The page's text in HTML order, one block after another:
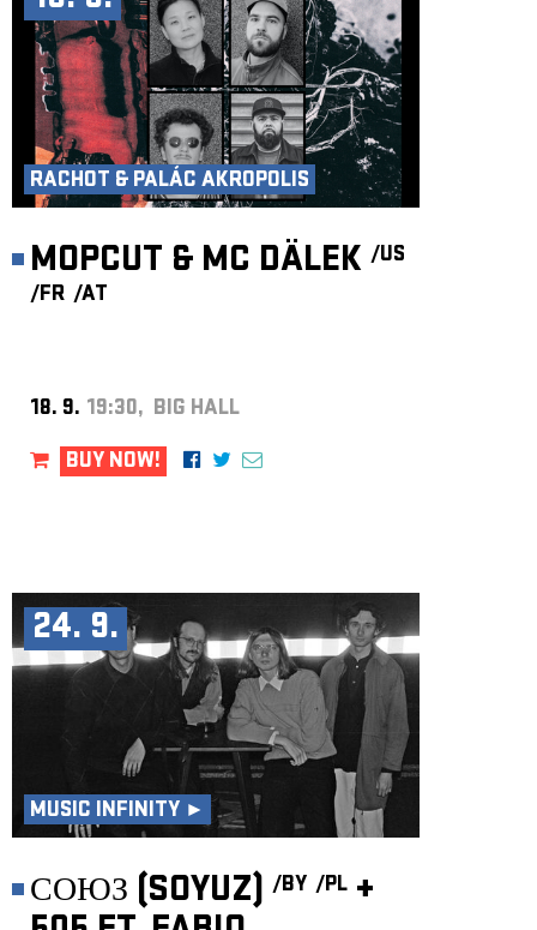
RACHOT & PALÁC AKROPOLIS
MOPCUT & MC DÄLEK /US
/FR /AT
18. 9. 19:30, BIG HALL
BUY NOW!
24. 9.
MUSIC INFINITY ►
СОЮЗ (SOYUZ) /BY /PL +